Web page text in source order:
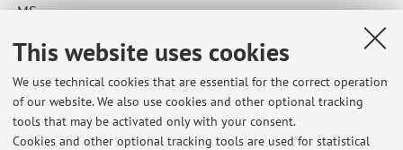
This website uses cookies
We use technical cookies that are essential for the correct operation
of our website. We also use cookies and other optional tracking
tools that may be activated only with your consent.
Cookies and other optional tracking tools are used for statistical
MS
Latest news